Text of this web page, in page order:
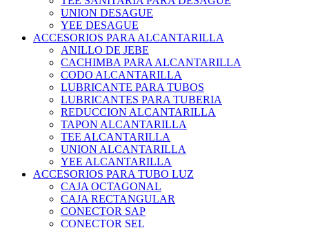
UNION DESAGUE
YEE DESAGUE
ACCESORIOS PARA ALCANTARILLA
ANILLO DE JEBE
CACHIMBA PARA ALCANTARILLA
CODO ALCANTARILLA
LUBRICANTE PARA TUBOS
LUBRICANTES PARA TUBERIA
REDUCCION ALCANTARILLA
TAPON ALCANTARILLA
TEE ALCANTARILLA
UNION ALCANTARILLA
YEE ALCANTARILLA
ACCESORIOS PARA TUBO LUZ
CAJA OCTAGONAL
CAJA RECTANGULAR
CONECTOR SAP
CONECTOR SEL